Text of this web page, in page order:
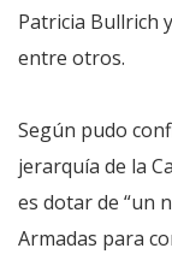
Patricia Bullrich
entre otros.
Según pudo
jerarquía de la
es dotar de “un
Armadas para